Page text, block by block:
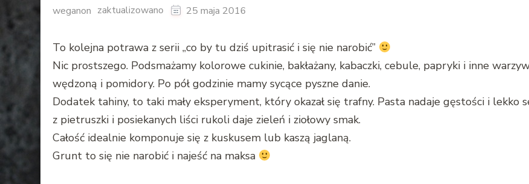
weganon zaktualizowano 25 maja 2016
To kolejna potrawa z serii „co by tu dziś upitrasić i się nie narobić”
Nic prostszego. Podsmażamy kolorowe cukinie, bakłażany, kabaczki, cebule, papryki i inne
wędzoną i pomidory. Po pół godzinie mamy sycące pyszne danie.
Dodatek tahiny, to taki mały eksperyment, który okazał się trafny. Pasta nadaje gęstości i lekko
z pietruszki i posiekanych liści rukoli daje zieleń i ziołowy smak.
Całość idealnie komponuje się z kuskusem lub kaszą jaglaną.
Grunt to się nie narobić i najeść na maksa